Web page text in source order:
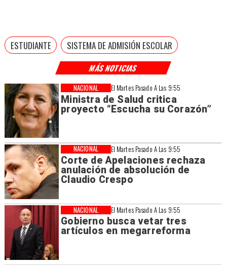
MÁS NOTICIAS
El Martes Pasado A Las 9:55
Ministra de Salud critica
proyecto “Escucha su Corazón”
NACIONAL
El Martes Pasado A Las 9:55
Corte de Apelaciones rechaza
anulación de absolución de
Claudio Crespo
NACIONAL
El Martes Pasado A Las 9:55
Gobierno busca vetar tres
artículos en megarreforma
NACIONAL
ESTUDIANTE SISTEMA DE ADMISIÓN ESCOLAR